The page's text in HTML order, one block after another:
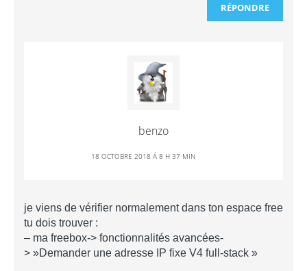
RÉPONDRE
benzo
18 OCTOBRE 2018 Á 8 H 37 MIN
je viens de vérifier normalement dans ton espace free
tu dois trouver :
– ma freebox-> fonctionnalités avancées-
> »Demander une adresse IP fixe V4 full-stack »